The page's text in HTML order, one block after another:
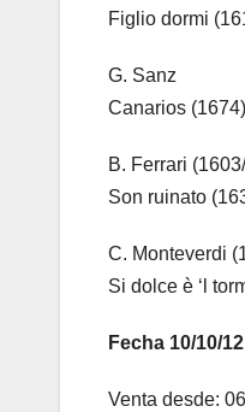
Figlio dormi
G. Sanz
Canarios (1674)
B. Ferrari
Son ruinato
C. Monteverdi
Si dolce è ‘l
Fecha 10/10/
Venta desde: